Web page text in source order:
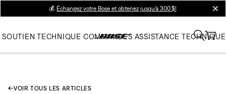
💰 Échangez votre Bose et obtenez jusqu’à 300 $!
SOUTIEN TECHNIQUE COMMANDES ASSISTANCE TECHNIQUE
VOIR TOUS LES ARTICLES